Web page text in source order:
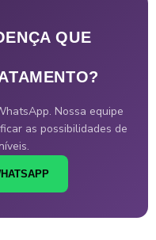
QUE
Nossa equipe
as possibilidades de